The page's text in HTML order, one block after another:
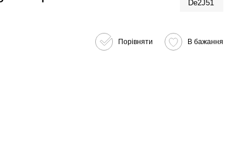
De2J51
Порівняти В бажання